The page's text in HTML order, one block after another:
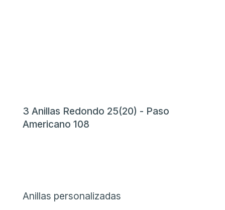
3 Anillas Redondo 25(20) - Paso
Americano 108
Anillas personalizadas